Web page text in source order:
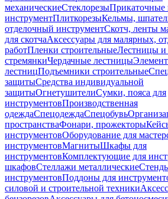
механическиеСтеклорезыПрикаточные
инструментПлиткорезыКельмы,
отделочный инструментСкотч, ленты
для скотчаАксессуары для малярных,
работПленки строительныеЛестницы и
стремянкиЧердачные лестницы
лестницПодъемники строительные
защитыСредства индивидуальной
защитыОгнетушителиСумки, пояса для
инструментовПроизводственная
одеждаСпецодеждаСпецобувь
пространстваФонари, прожекторы
инструментовОборудование для
инструментовМагнитыШкафы для
инструментовКомплектующие для
шкафовСтеллажи металлические
инструментовПоддоны для
силовой и строительной техники